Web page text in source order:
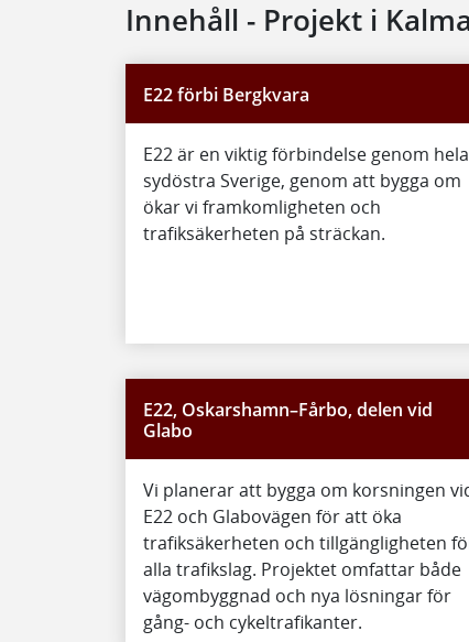
Innehåll - Projekt i
E22 förbi Bergkvara
E22 är en viktig förbindelse genom hela
sydöstra Sverige, genom att bygga om
ökar vi framkomligheten och
trafiksäkerheten på sträckan.
E22, Oskarshamn–Fårbo, delen vid
Glabo
Vi planerar att bygga om korsningen
E22 och Glabovägen för att öka
trafiksäkerheten och tillgängligheten
alla trafikslag. Projektet omfattar både
vägombyggnad och nya lösningar för
gång- och cykeltrafikanter.